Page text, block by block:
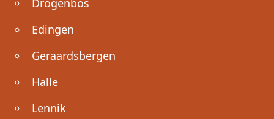
Drogenbos
Edingen
Geraardsbergen
Halle
Lennik